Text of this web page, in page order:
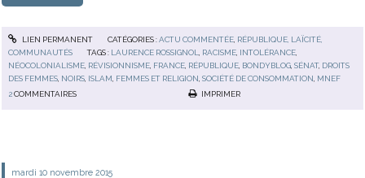
LIEN PERMANENT CATÉGORIES :ACTU COMMENTÉE, RÉPUBLIQUE, LAÏCITÉ,
COMMUNAUTÉS
TAGS : LAURENCE ROSSIGNOL, RACISME, INTOLÉRANCE,
NÉOCOLONIALISME, RÉVISIONNISME, FRANCE, RÉPUBLIQUE, BONDYBLOG,SÉNAT, DROITS
DES FEMMES, NOIRS, ISLAM, FEMMES ET RELIGION,SOCIÉTÉ DE CONSOMMATION, MNEF
2COMMENTAIRES IMPRIMER
mardi 10 novembre 2015